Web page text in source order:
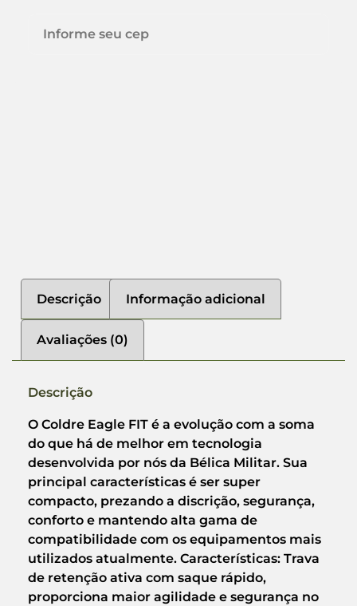
Descrição Informação adicional
Avaliações (0)
Descrição
O Coldre Eagle FIT é a evolução com a soma
do que há de melhor em tecnologia
desenvolvida por nós da Bélica Militar. Sua
principal características é ser super
compacto, prezando a discrição, segurança,
conforto e mantendo alta gama de
compatibilidade com os equipamentos mais
utilizados atualmente. Características: Trava
de retenção ativa com saque rápido,
proporciona maior agilidade e segurança no